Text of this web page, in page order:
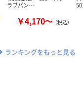
ラブパン…
￥4,170～ （税込）
ランキングをもっと見る